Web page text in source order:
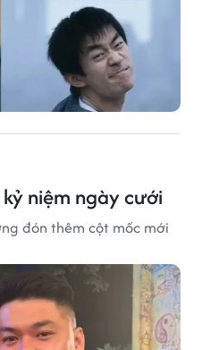
niệm ngày cưới
đón thêm cột mốc mới